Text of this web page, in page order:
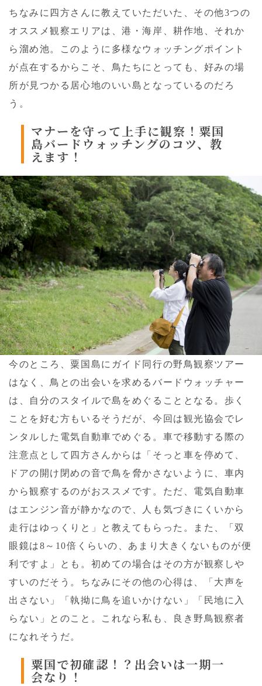
ちなみに四方さんに教えていただいた、その他3つの
オススメ観察エリアは、港・海岸、耕作地、それか
ら溜め池。このように多様なウォッチングポイント
が点在するからこそ、鳥たちにとっても、好みの場
所が見つかる居心地のいい島となっているのだろ
う。
マナーを守って上手に観察！ 粟国
島バードウォッチングのコツ、教
えます！
今のところ、粟国島にガイド同行の野鳥観察ツアー
はなく、鳥との出会いを求めるバードウォッチャー
は、自分のスタイルで島をめぐることとなる。歩く
ことを好む方もいるそうだが、今回は観光協会でレ
ンタルした電気自動車でめぐる。車で移動する際の
注意点として四方さんからは「そっと車を停めて、
ドアの開け閉めの音で鳥を脅かさないように、車内
から観察するのがおススメです。ただ、電気自動車
はエンジン音が静かなので、人も気づきにくいから
走行はゆっくりと」と教えてもらった。また、「双
眼鏡は8～10倍くらいの、あまり大きくないものが便
利ですよ」とも。初めての場合はその方が観察しや
すいのだそう。ちなみにその他の心得は、「大声を
出さない」「執拗に鳥を追いかけない」「民地に入
らない」とのこと。これなら私も、良き野鳥観察者
になれそうだ。
粟国で初確認！？ 出会いは一期一
会なり！